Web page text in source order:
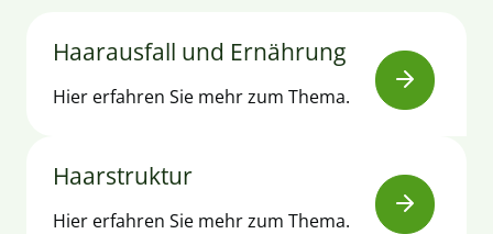
Haarausfall und Ernährung
Hier erfahren Sie mehr zum Thema.
Haarstruktur
Hier erfahren Sie mehr zum Thema.